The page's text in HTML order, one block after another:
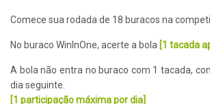
Comece sua rodada de 18 buracos na
No buraco WinInOne, acerte a bola [1 tacada
A bola não entra no buraco com 1 tacada,
dia seguinte.
[1 participação máxima por dia]